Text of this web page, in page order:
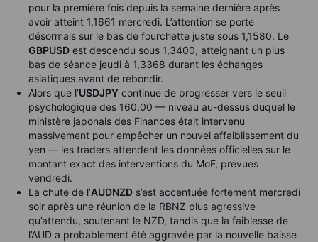
pour la première fois depuis la semaine dernière après
avoir atteint 1,1661 mercredi. L’attention se porte
désormais sur le bas de fourchette juste sous 1,1580. Le
GBPUSD est descendu sous 1,3400, atteignant un plus
bas de séance jeudi à 1,3368 durant les échanges
asiatiques avant de rebondir.
Alors que l’USDJPY continue de progresser vers le seuil
psychologique des 160,00 — niveau au-dessus duquel le
ministère japonais des Finances était intervenu
massivement pour empêcher un nouvel affaiblissement du
yen — les traders attendent les données officielles sur le
montant exact des interventions du MoF, prévues
vendredi.
La chute de l’AUDNZD s’est accentuée fortement mercredi
soir après une réunion de la RBNZ plus agressive
qu’attendu, soutenant le NZD, tandis que la faiblesse de
l’AUD a probablement été aggravée par la nouvelle baisse